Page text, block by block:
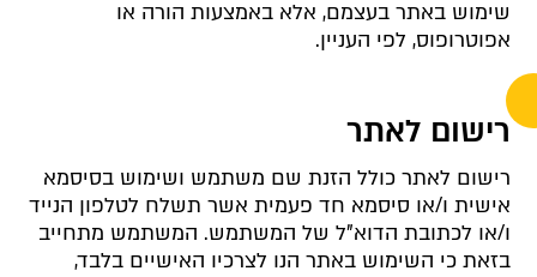
שימוש באתר בעצמם, אלא באמצעות הורה או
אפוטרופוס, לפי העניין.
רישום לאתר
רישום לאתר כולל הזנת שם משתמש ושימוש בסיסמא
אישית ו/או סיסמא חד פעמית אשר תשלח לטלפון הנייד
ו/או לכתובת הדוא"ל של המשתמש. המשתמש מתחייב
בזאת כי השימוש באתר הנו לצרכיו האישיים בלבד,